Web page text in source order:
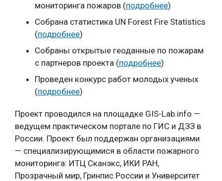
мониторинга пожаров (подробнее)
Собрана статистика UN Forest Fire Statistics
(подробнее)
Собраны открытые геоданные по пожарам
с партнеров проекта (подробнее)
Проведен конкурс работ молодых ученых
(подробнее)
Проект проводился на площадке GIS-Lab.info —
ведущем практическом портале по ГИС и ДЗЗ в
России. Проект был поддержан организациями
— специализирующимися в области пожарного
мониторинга: ИТЦ Сканэкс, ИКИ РАН,
Прозрачный мир, Гринпис России и Университет